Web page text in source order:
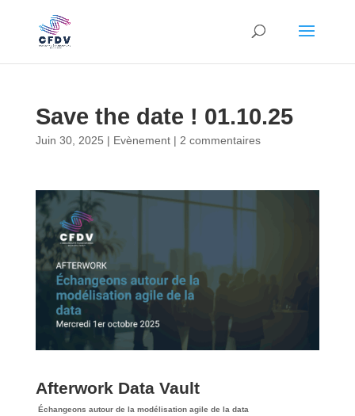
Save the date ! 01.10.25
Juin 30, 2025 | Evènement| 2 commentaires
Afterwork Data Vault
Échangeons autour de la modélisation agile de la data